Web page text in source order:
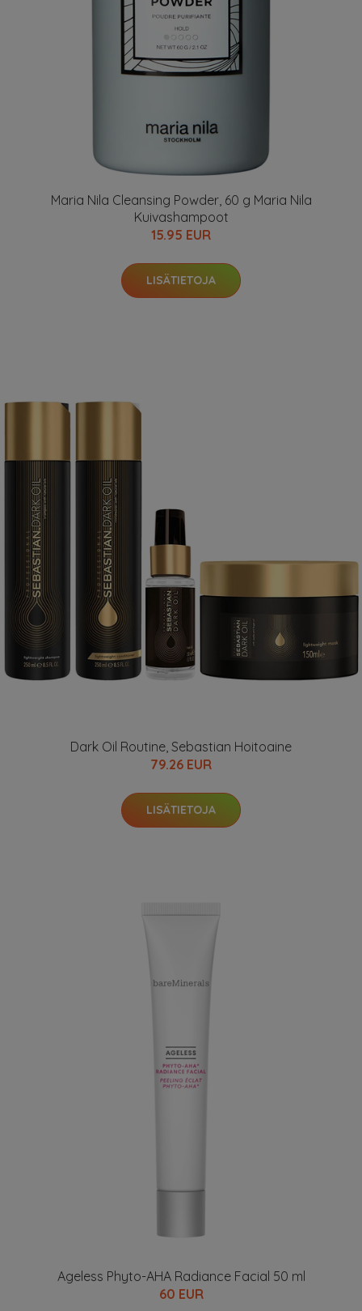
Maria Nila Cleansing Powder, 60 g Maria Nila
Kuivashampoot
15.95 EUR
LISÄTIETOJA
Dark Oil Routine, Sebastian Hoitoaine
79.26 EUR
LISÄTIETOJA
Ageless Phyto-AHA Radiance Facial 50 ml
60 EUR